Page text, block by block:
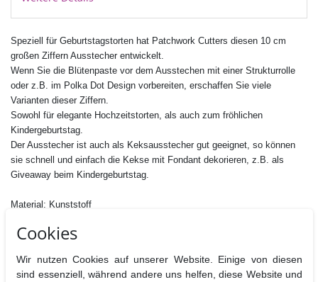
Speziell für Geburtstagstorten hat Patchwork Cutters diesen 10 cm
großen Ziffern Ausstecher entwickelt.
Wenn Sie die Blütenpaste vor dem Ausstechen mit einer Strukturrolle
oder z.B. im Polka Dot Design vorbereiten, erschaffen Sie viele
Varianten dieser Ziffern.
Sowohl für elegante Hochzeitstorten, als auch zum fröhlichen
Kindergeburtstag.
Der Ausstecher ist auch als Keksausstecher gut geeignet, so können
sie schnell und einfach die Kekse mit Fondant dekorieren, z.B. als
Giveaway beim Kindergeburtstag.
Material: Kunststoff
Nicht Spülmaschinen geeignet
Cookies
Wir nutzen Cookies auf unserer Website. Einige von diesen
sind essenziell, während andere uns helfen, diese Website und